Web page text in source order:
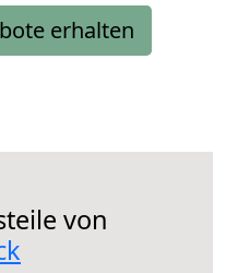
erhalten
von